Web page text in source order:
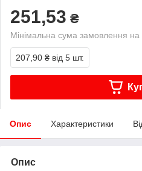
251,53 ₴
Мінімальна сума замовлення
207,90 ₴ від 5 шт.
Опис Характеристики
Опис